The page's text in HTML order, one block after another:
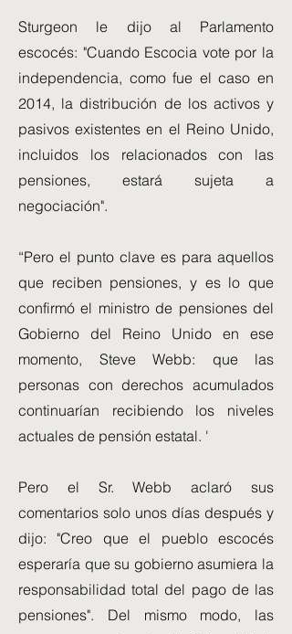
Sturgeon le dijo al Parlamento
escocés: "Cuando Escocia vote por la
independencia, como fue el caso en
2014, la distribución de los activos y
pasivos existentes en el Reino Unido,
incluidos los relacionados con las
pensiones, estará sujeta a
negociación".
“Pero el punto clave es para aquellos
que reciben pensiones, y es lo que
confirmó el ministro de pensiones del
Gobierno del Reino Unido en ese
momento, Steve Webb: que las
personas con derechos acumulados
continuarían recibiendo los niveles
actuales de pensión estatal. '
Pero el Sr. Webb aclaró sus
comentarios solo unos días después y
dijo: "Creo que el pueblo escocés
esperaría que su gobierno asumiera la
responsabilidad total del pago de las
pensiones". Del mismo modo, las